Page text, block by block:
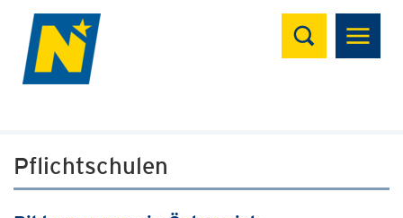
Suchen
Pflichtschulen